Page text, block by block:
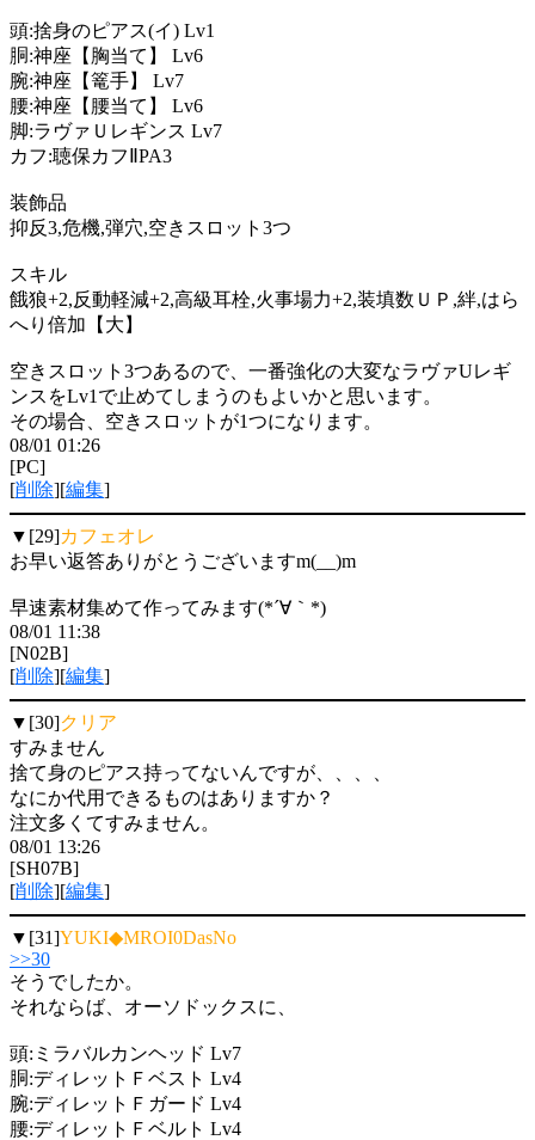
頭:捨身のピアス(イ) Lv1
胴:神座【胸当て】 Lv6
腕:神座【篭手】 Lv7
腰:神座【腰当て】 Lv6
脚:ラヴァＵレギンス Lv7
カフ:聴保カフⅡPA3
装飾品
抑反3,危機,弾穴,空きスロット3つ
スキル
餓狼+2,反動軽減+2,高級耳栓,火事場力+2,装填数ＵＰ,絆,はら
へり倍加【大】
空きスロット3つあるので、一番強化の大変なラヴァUレギ
ンスをLv1で止めてしまうのもよいかと思います。
その場合、空きスロットが1つになります。
08/01 01:26
[PC]
[削除][編集]
▼[29]カフェオレ
お早い返答ありがとうございますm(__)m
早速素材集めて作ってみます(*´∀｀*)
08/01 11:38
[N02B]
[削除][編集]
▼[30]クリア
すみません
捨て身のピアス持ってないんですが、、、、
なにか代用できるものはありますか？
注文多くてすみません。
08/01 13:26
[SH07B]
[削除][編集]
▼[31]YUKI◆MROI0DasNo
>>30
そうでしたか。
それならば、オーソドックスに、
頭:ミラバルカンヘッド Lv7
胴:ディレットＦベスト Lv4
腕:ディレットＦガード Lv4
腰:ディレットＦベルト Lv4